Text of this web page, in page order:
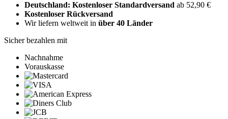
Deutschland: Kostenloser Standardversand ab 52,90 €
Kostenloser Rückversand
Wir liefern weltweit in über 40 Länder
Sicher bezahlen mit
Nachnahme
Vorauskasse